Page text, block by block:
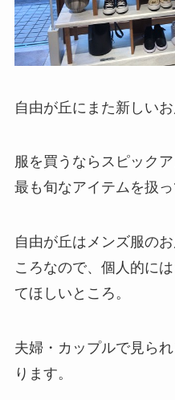
自由が丘にまた新しい
服を買うならスピック
最も旬なアイテムを扱
自由が丘はメンズ服の
ころなので、個人的に
てほしいところ。
夫婦・カップルで見ら
ります。